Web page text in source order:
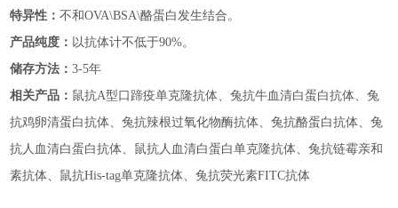
特异性：不和OVA\BSA\酪蛋白发生结合。
产品纯度： 以抗体计不低于90%。
储存方法：3-5年
相关产品： 鼠抗A型口蹄疫单克隆抗体、兔抗牛血清白蛋白抗体、兔
抗鸡卵清蛋白抗体、兔抗辣根过氧化物酶抗体、兔抗酪蛋白抗体、兔
抗人血清白蛋白抗体、鼠抗人血清白蛋白单克隆抗体、兔抗链霉亲和
素抗体、鼠抗His-tag单克隆抗体、兔抗荧光素FITC抗体